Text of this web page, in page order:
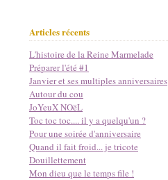
Articles récents
L'histoire de la Reine Marmelade
Préparer l'été #1
Janvier et ses multiples anniversaires
Autour du cou
JoYeuX NOëL
Toc toc toc.... il y a quelqu'un ?
Pour une soirée d'anniversaire
Quand il fait froid... je tricote
Douillettement
Mon dieu que le temps file !